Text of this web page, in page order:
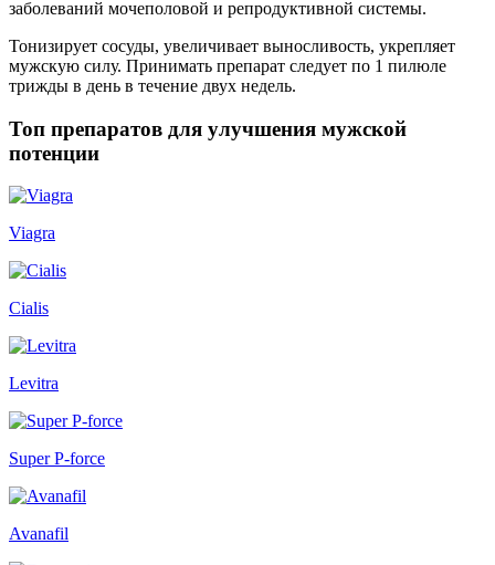
заболеваний мочеполовой и репродуктивной системы.
Тонизирует сосуды, увеличивает выносливость, укрепляет
мужскую силу. Принимать препарат следует по 1 пилюле
трижды в день в течение двух недель.
Топ препаратов для улучшения мужской
потенции
Viagra
Cialis
Levitra
Super P-force
Avanafil